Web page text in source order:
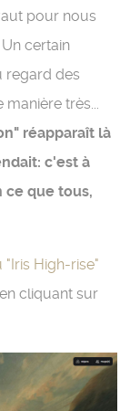
pour nous
certain
regard des
très...
réapparaît là
c'est à
ce que tous,
High-rise"
cliquant sur